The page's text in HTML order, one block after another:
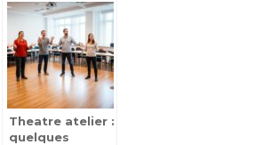
Educartable :
Une solution
pratique pour
les enseignants
Theatre atelier :
quelques